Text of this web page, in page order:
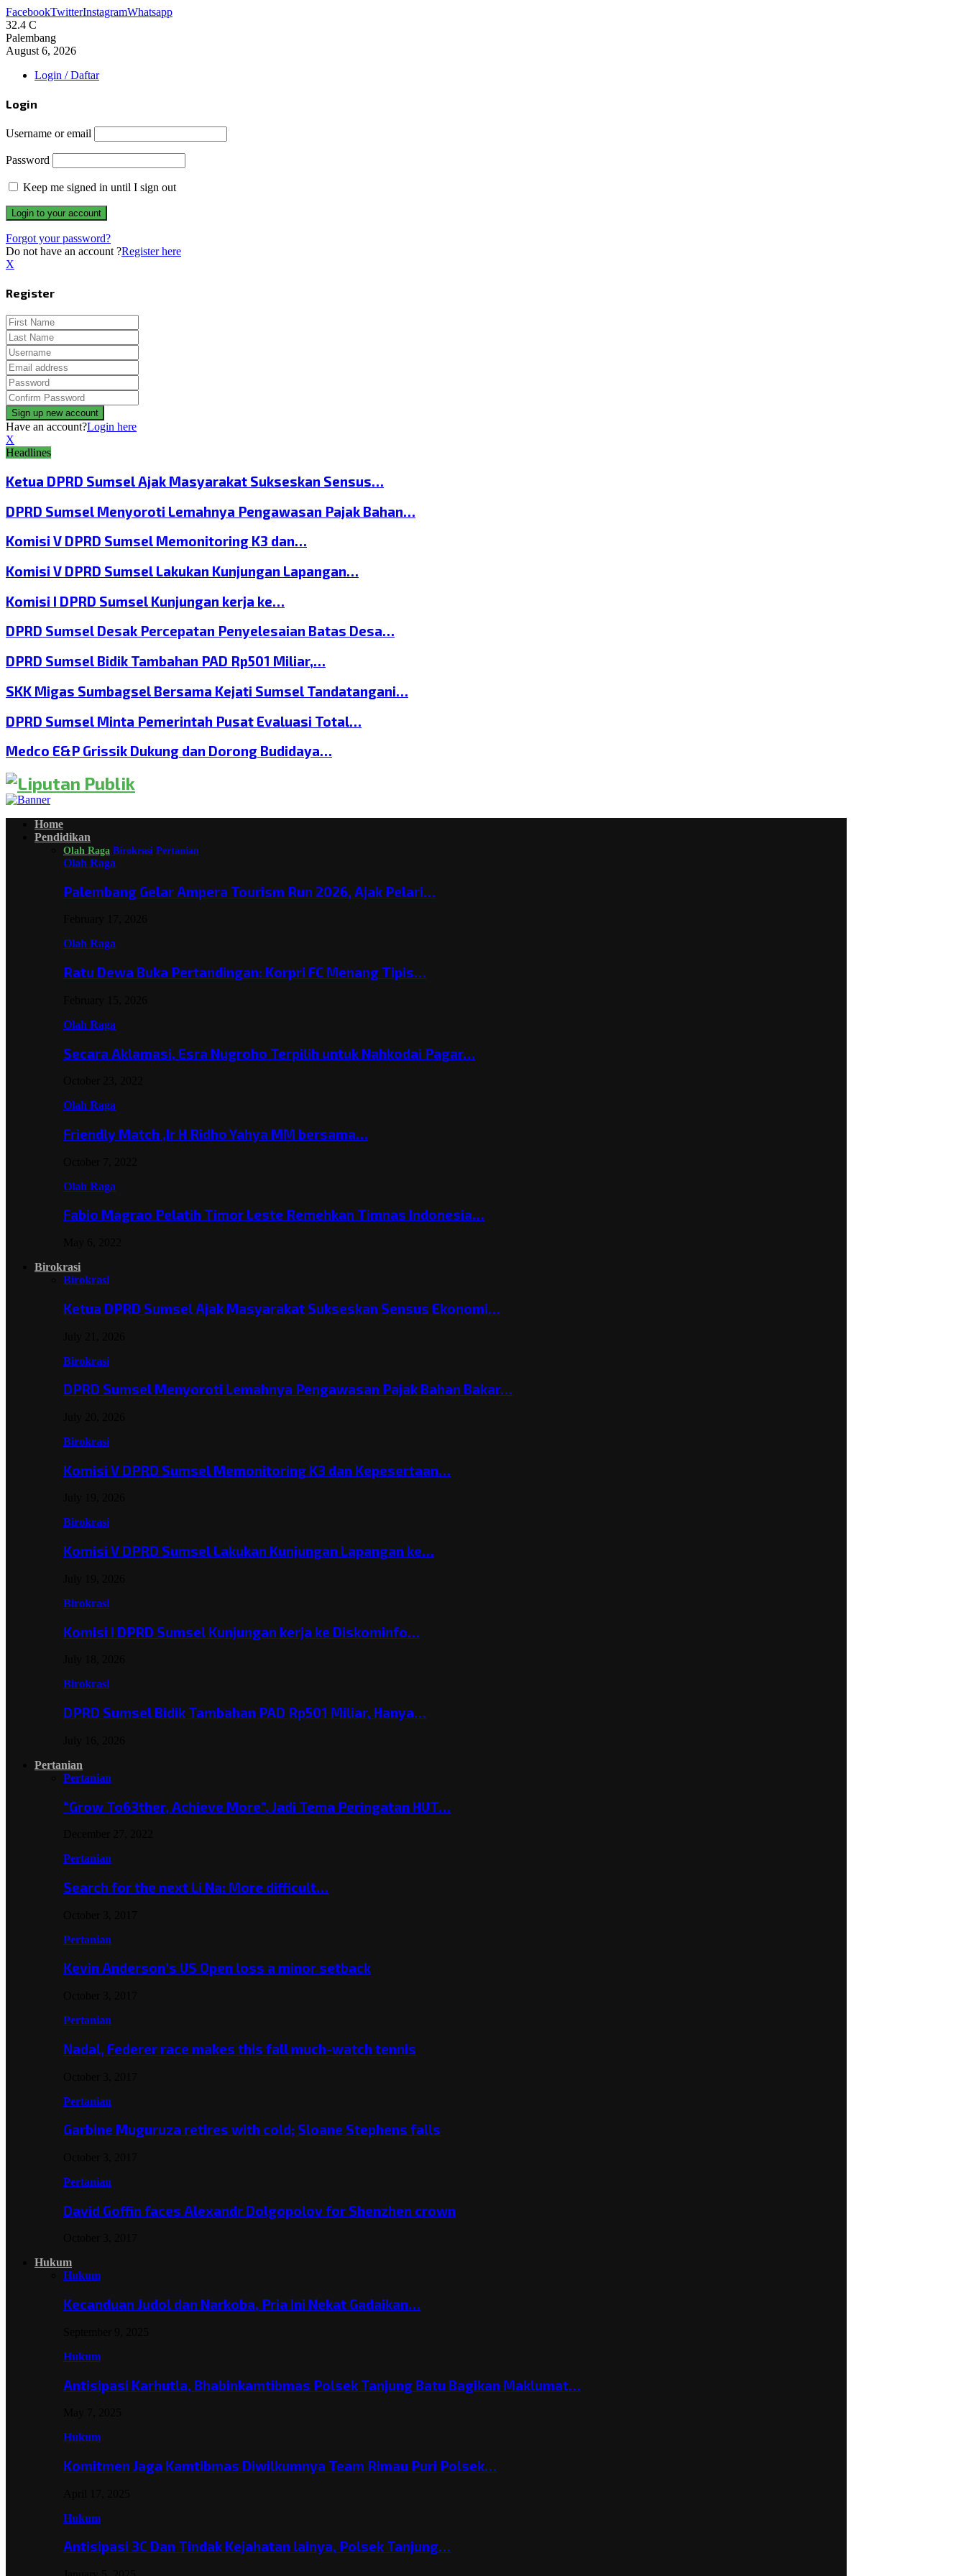
FacebookTwitterInstagramWhatsapp
32.4 C
Palembang
August 6, 2026
Login / Daftar
Login
Username or email
Password
Keep me signed in until I sign out
Forgot your password?
Do not have an account ?Register here
X
Register
Have an account?Login here
X
Headlines
Ketua DPRD Sumsel Ajak Masyarakat Sukseskan Sensus…
DPRD Sumsel Menyoroti Lemahnya Pengawasan Pajak Bahan…
Komisi V DPRD Sumsel Memonitoring K3 dan…
Komisi V DPRD Sumsel Lakukan Kunjungan Lapangan…
Komisi I DPRD Sumsel Kunjungan kerja ke…
DPRD Sumsel Desak Percepatan Penyelesaian Batas Desa…
DPRD Sumsel Bidik Tambahan PAD Rp501 Miliar,…
SKK Migas Sumbagsel Bersama Kejati Sumsel Tandatangani…
DPRD Sumsel Minta Pemerintah Pusat Evaluasi Total…
Medco E&P Grissik Dukung dan Dorong Budidaya…
Home
Pendidikan
Olah Raga Birokrasi Pertanian
Olah Raga
Palembang Gelar Ampera Tourism Run 2026, Ajak Pelari…
Olah Raga
Ratu Dewa Buka Pertandingan: Korpri FC Menang Tipis…
Olah Raga
Secara Aklamasi, Esra Nugroho Terpilih untuk Nahkodai Pagar…
Olah Raga
Friendly Match ,Ir H Ridho Yahya MM bersama…
Olah Raga
Fabio Magrao Pelatih Timor Leste Remehkan Timnas Indonesia…
Birokrasi
Birokrasi
Ketua DPRD Sumsel Ajak Masyarakat Sukseskan Sensus Ekonomi…
Birokrasi
DPRD Sumsel Menyoroti Lemahnya Pengawasan Pajak Bahan Bakar…
Birokrasi
Komisi V DPRD Sumsel Memonitoring K3 dan Kepesertaan…
Birokrasi
Komisi V DPRD Sumsel Lakukan Kunjungan Lapangan ke…
Birokrasi
Komisi I DPRD Sumsel Kunjungan kerja ke Diskominfo…
Birokrasi
DPRD Sumsel Bidik Tambahan PAD Rp501 Miliar, Hanya…
Pertanian
Pertanian
“Grow To63ther, Achieve More”, Jadi Tema Peringatan HUT…
Pertanian
Search for the next Li Na: More difficult…
Pertanian
Kevin Anderson’s US Open loss a minor setback
Pertanian
Nadal, Federer race makes this fall much-watch tennis
Pertanian
Garbine Muguruza retires with cold; Sloane Stephens falls
Pertanian
David Goffin faces Alexandr Dolgopolov for Shenzhen crown
Hukum
Hukum
Kecanduan Judol dan Narkoba, Pria Ini Nekat Gadaikan…
Hukum
Antisipasi Karhutla, Bhabinkamtibmas Polsek Tanjung Batu Bagikan Maklumat…
Hukum
Komitmen Jaga Kamtibmas Diwilkumnya Team Rimau Puri Polsek…
Hukum
Antisipasi 3C Dan Tindak Kejahatan lainya, Polsek Tanjung…